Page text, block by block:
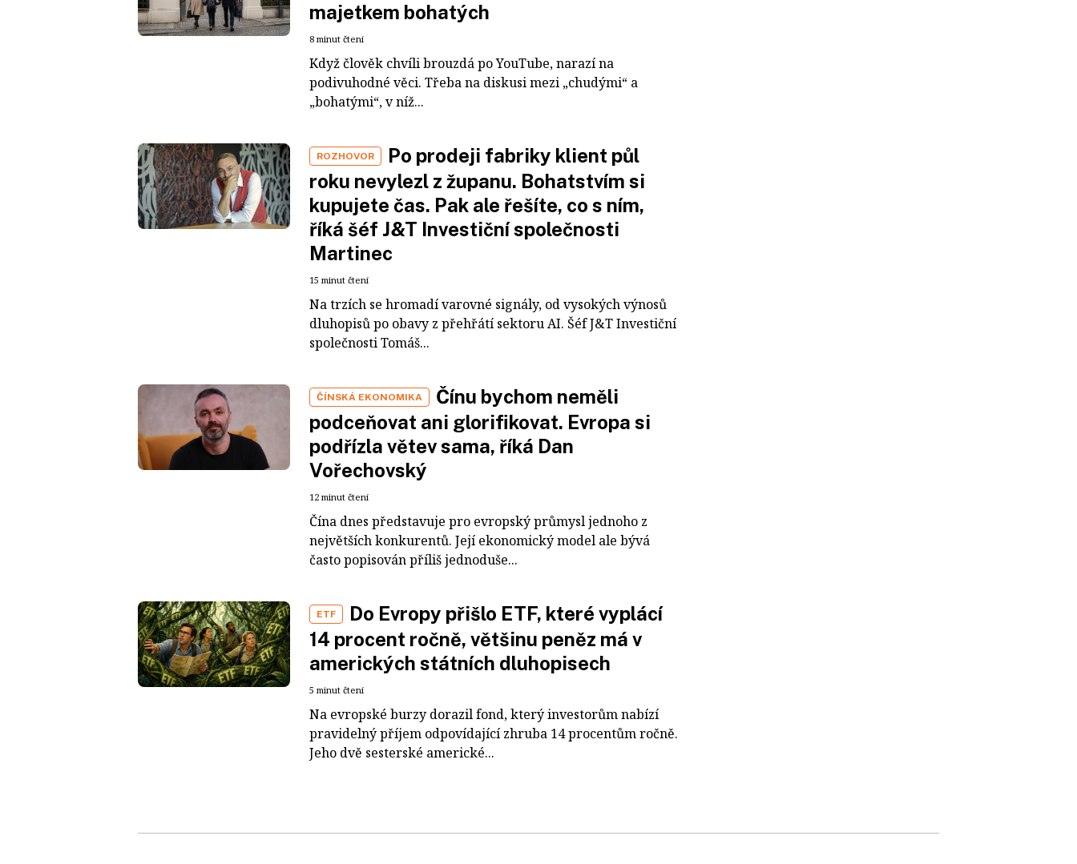
majetkem bohatých
8 minut čtení
Když člověk chvíli brouzdá po YouTube, narazí na
podivuhodné věci. Třeba na diskusi mezi „chudými“ a
„bohatými“, v níž...
ROZHOVOR
Po prodeji fabriky klient půl
roku nevylezl z županu. Bohatstvím si
kupujete čas. Pak ale řešíte, co s ním,
říká šéf J&T Investiční společnosti
Martinec
15 minut čtení
Na trzích se hromadí varovné signály, od vysokých výnosů
dluhopisů po obavy z přehřátí sektoru AI. Šéf J&T Investiční
společnosti Tomáš...
ČÍNSKÁ EKONOMIKA
Čínu bychom neměli
podceňovat ani glorifikovat. Evropa si
podřízla větev sama, říká Dan
Vořechovský
12 minut čtení
Čína dnes představuje pro evropský průmysl jednoho z
největších konkurentů. Její ekonomický model ale bývá
často popisován příliš jednoduše...
ETF
Do Evropy přišlo ETF, které vyplácí
14 procent ročně, většinu peněz má v
amerických státních dluhopisech
5 minut čtení
Na evropské burzy dorazil fond, který investorům nabízí
pravidelný příjem odpovídající zhruba 14 procentům ročně.
Jeho dvě sesterské americké...